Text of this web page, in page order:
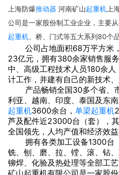
上海防爆推动器 河南矿山起重机 上
公司是一家股份制工业企业，主要从
起重机 、桥、门式等五大系列80个
公司占地面积68万平方米
23亿元，拥有380余家销售服
中、高级工程技术人员180余
计工作，并建有自己的新技术、
产品畅销全国30多个省、
利亚、越南、印度、泰国及东
起重机3600余台， 单梁起重机
芦及配件近23000台（套），
全国领先，人均产值和经济效
拥有各类加工设备1300台（
铣、刨、磨、拉、镗、滚、钻
铆焊、化验及热处理等全部工艺
矿山起重机有限公司是一家股